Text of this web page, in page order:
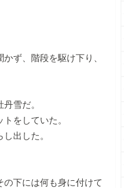
ず、階段を駆け下り、
雪だ。
をしていた。
出した。
下には何も身に付けて